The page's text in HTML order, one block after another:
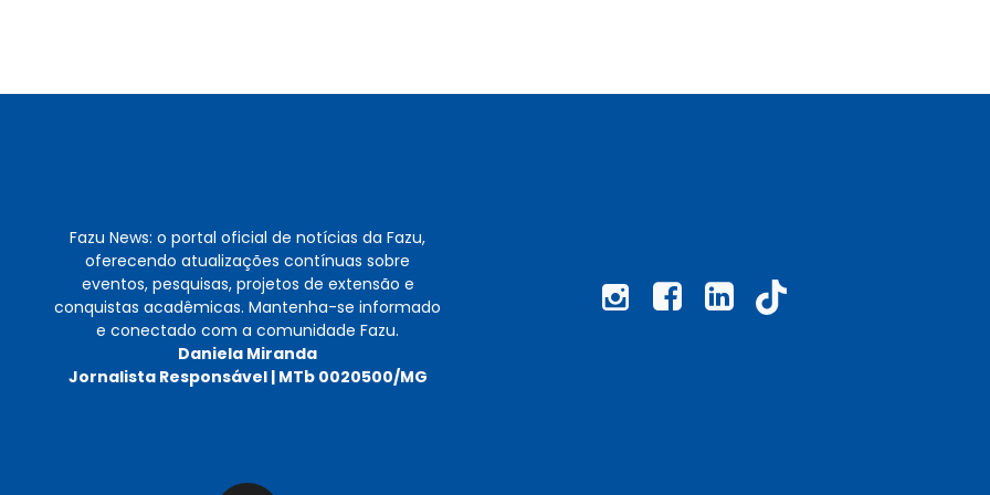
Fazu News: o portal oficial de notícias da Fazu,
oferecendo atualizações contínuas sobre
eventos, pesquisas, projetos de extensão e
conquistas acadêmicas. Mantenha-se informado
e conectado com a comunidade Fazu.
Daniela Miranda
Jornalista Responsável | MTb 0020500/MG